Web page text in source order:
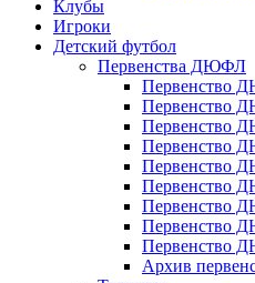
Клубы
Игроки
Детский футбол
Первенства ДЮФЛ
Первенство
Первенство
Первенство
Первенство
Первенство
Первенство
Первенство
Первенство
Первенство
Архив